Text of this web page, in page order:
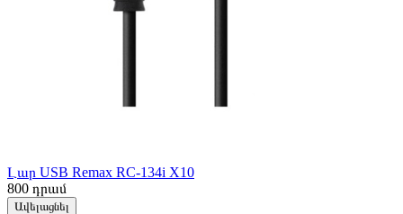
Լար USB Remax RC-134i X10
800 դրամ
Ավելացնել